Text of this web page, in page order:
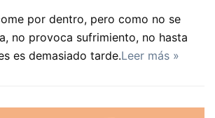
por dentro, pero como no se
no provoca sufrimiento, no hasta
es demasiado tarde.Leer más »